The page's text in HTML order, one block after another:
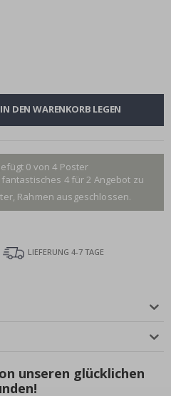
IN DEN WARENKORB LEGEN
0 von 4 Poster
4 für 2 Angebot zu
Rahmen ausgeschlossen.
LIEFERUNG 4-7 TAGE
unseren glücklichen